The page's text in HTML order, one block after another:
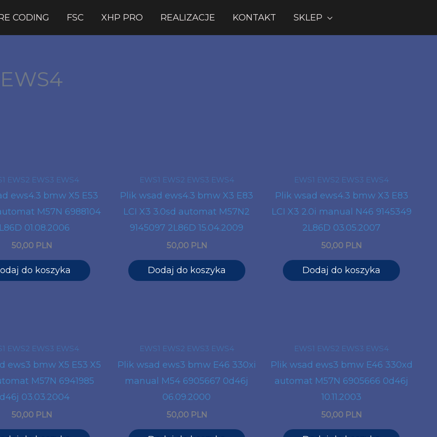
CODING FSC XHP PRO REALIZACJE KONTAKT SKLEP
EWS2 EWS3 EWS4
ews4.3 bmw X5 E53
M57N 6988104
01.08.2006
50,00 PLN
do koszyka
EWS1 EWS2 EWS3 EWS4
Plik wsad ews4.3 bmw X3 E83
LCI X3 3.0sd automat M57N2
9145097 2L86D 15.04.2009
50,00 PLN
Dodaj do koszyka
EWS1 EWS2 EWS3 EWS4
Plik wsad ews4.3 bmw X3 E83
LCI X3 2.0i manual N46 9145349
2L86D 03.05.2007
50,00 PLN
Dodaj do koszyka
EWS2 EWS3 EWS4
ews3 bmw X5 E53 X5
M57N 6941985
03.03.2004
50,00 PLN
EWS1 EWS2 EWS3 EWS4
Plik wsad ews3 bmw E46 330xi
manual M54 6905667 0d46j
06.09.2000
50,00 PLN
EWS1 EWS2 EWS3 EWS4
Plik wsad ews3 bmw E46 330xd
automat M57N 6905666 0d46j
10.11.2003
50,00 PLN